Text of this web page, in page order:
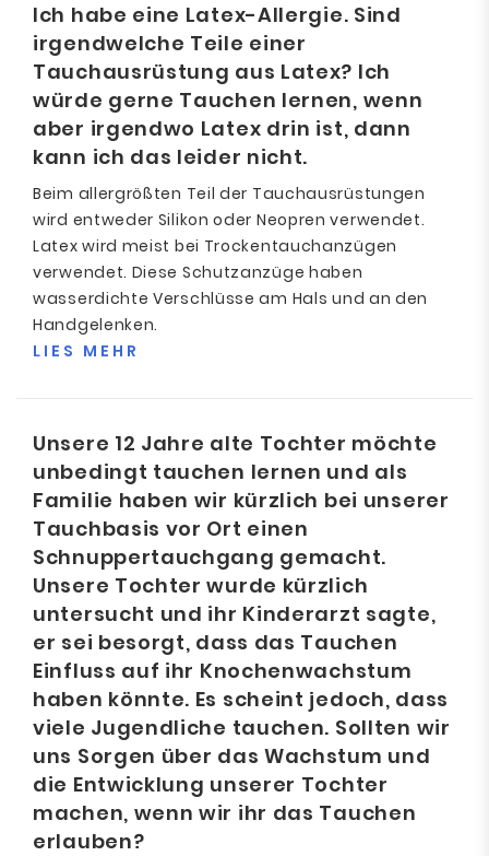
Ich habe eine Latex-Allergie. Sind
irgendwelche Teile einer
Tauchausrüstung aus Latex? Ich
würde gerne Tauchen lernen, wenn
aber irgendwo Latex drin ist, dann
kann ich das leider nicht.
Beim allergrößten Teil der Tauchausrüstungen
wird entweder Silikon oder Neopren verwendet.
Latex wird meist bei Trockentauchanzügen
verwendet. Diese Schutzanzüge haben
wasserdichte Verschlüsse am Hals und an den
Handgelenken.
LIES MEHR
Unsere 12 Jahre alte Tochter möchte
unbedingt tauchen lernen und als
Familie haben wir kürzlich bei unserer
Tauchbasis vor Ort einen
Schnuppertauchgang gemacht.
Unsere Tochter wurde kürzlich
untersucht und ihr Kinderarzt sagte,
er sei besorgt, dass das Tauchen
Einfluss auf ihr Knochenwachstum
haben könnte. Es scheint jedoch, dass
viele Jugendliche tauchen. Sollten wir
uns Sorgen über das Wachstum und
die Entwicklung unserer Tochter
machen, wenn wir ihr das Tauchen
erlauben?